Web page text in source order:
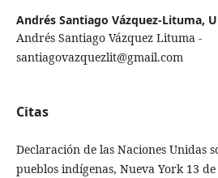
Andrés Santiago Vázquez-Lituma,
Andrés Santiago Vázquez Lituma -
santiagovazquezlit@gmail.com
Citas
Declaración de las Naciones Unidas
pueblos indígenas, Nueva York 13